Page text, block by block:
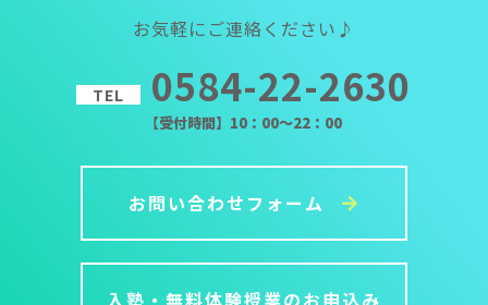
お気軽にご連絡ください♪
TEL 0584-22-2630
【受付時間】10：00～22：00
お問い合わせフォーム
入塾・無料体験授業のお申込み